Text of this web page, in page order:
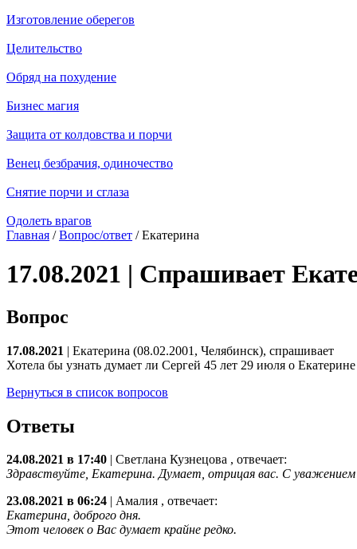
Изготовление оберегов
Целительство
Обряд на похудение
Бизнес магия
Защита от колдовства и порчи
Венец безбрачия, одиночество
Снятие порчи и сглаза
Одолеть врагов
Главная /Вопрос/ответ / Екатерина
17.08.2021 | Спрашивает
Вопрос
17.08.2021 | Екатерина (08.02.2001, Челябинск), спрашивает
Хотела бы узнать думает ли Сергей 45 лет 29 июля о Екатерине
Вернуться в список вопросов
Ответы
24.08.2021 в 17:40 Светлана Кузнецова , отвечает:
Здравствуйте, Екатерина. Думает, отрицая вас. С
23.08.2021 в 06:24
Амалия , отвечает:
Екатерина, доброго дня.
Этот человек о Вас думает крайне редко.